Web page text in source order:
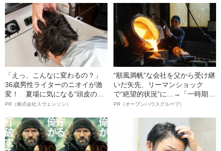
語る”《日本興収70億円突破》
「えっ、こんなに変わるの？」
36歳男性ライターのニオイが激
変！ 夏場に気になる“頭皮のニ
オイ”や“ベタつき”を解消す
ト”が生み出した徹底ケアとは
PR（株式会社スヴェンソン）
“順風満帆”な会社を父から受け継
いだ矢先、リーマンショック
で“絶望的状況”に…→「一時期は
納品3年待ち」のヒット商品を生
明かす、“逆転の戦術”
PR（オープンハウスグループ）